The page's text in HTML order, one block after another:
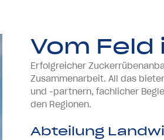
Vom Feld
Erfolgreicher
Zusammenarbeit. All das
und -partnern, fachlicher
den Regionen.
Abteilung